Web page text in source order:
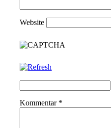
Website
Kommentar *